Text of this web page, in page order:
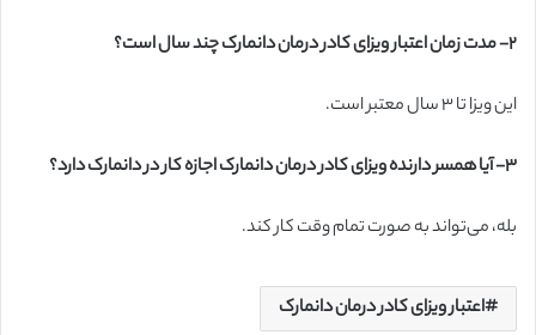
۲- مدت زمان اعتبار ویزای کادر درمان دانمارک چند سال است؟
این ویزا تا ۳ سال معتبر است.
۳- آیا همسر دارنده ویزای کادر درمان دانمارک اجازه کار در دانمارک دارد؟
بله، می‌تواند به صورت تمام وقت کار کند.
اعتبار ویزای کادر درمان دانمارک